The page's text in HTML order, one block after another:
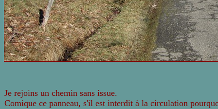
Je rejoins un chemin sans issue.
Comique ce panneau, s'il est interdit à la circulation